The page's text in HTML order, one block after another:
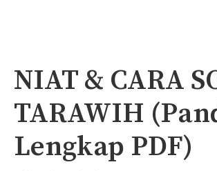
NIAT & CARA
TARAWIH
Lengkap PDF)